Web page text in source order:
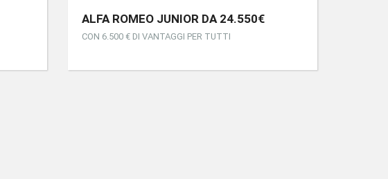
ALFA ROMEO JUNIOR DA 24.550€
CON 6.500 € DI VANTAGGI PER TUTTI